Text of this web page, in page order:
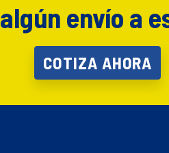
envío a
COTIZA AHORA